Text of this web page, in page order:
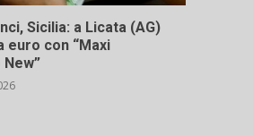
Sicilia: a Licata (AG)
euro con “Maxi